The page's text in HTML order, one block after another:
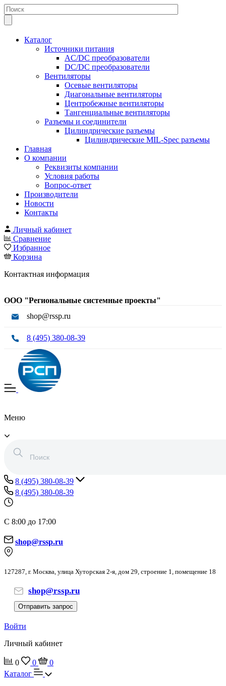
Каталог
Источники питания
AC/DC преобразователи
DC/DC преобразователи
Вентиляторы
Осевые вентиляторы
Диагональные вентиляторы
Центробежные вентиляторы
Тангенциальные вентиляторы
Разъемы и соединители
Цилиндрические разъемы
Цилиндрические MIL-Spec разъемы
Главная
О компании
Реквизиты компании
Условия работы
Вопрос-ответ
Производители
Новости
Контакты
Личный кабинет
Сравнение
Избранное
Корзина
Контактная информация
ООО "Региональные системные проекты"
shop@rssp.ru
8 (495) 380-08-39
Меню
8 (495) 380-08-39
8 (495) 380-08-39
С 8:00 до 17:00
shop@rssp.ru
127287, г. Москва, улица Хуторская 2-я, дом 29, строение 1, помещение 18
shop@rssp.ru
Отправить запрос
Войти
Личный кабинет
0 0
0
Каталог